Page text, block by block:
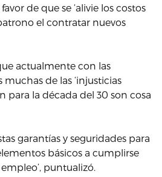
de que se ‘alivie los costos
el contratar nuevos
actualmente con las
de las ‘injusticias
para la década del 30 son cosa
garantías y seguridades para
básicos a cumplirse
puntualizó.